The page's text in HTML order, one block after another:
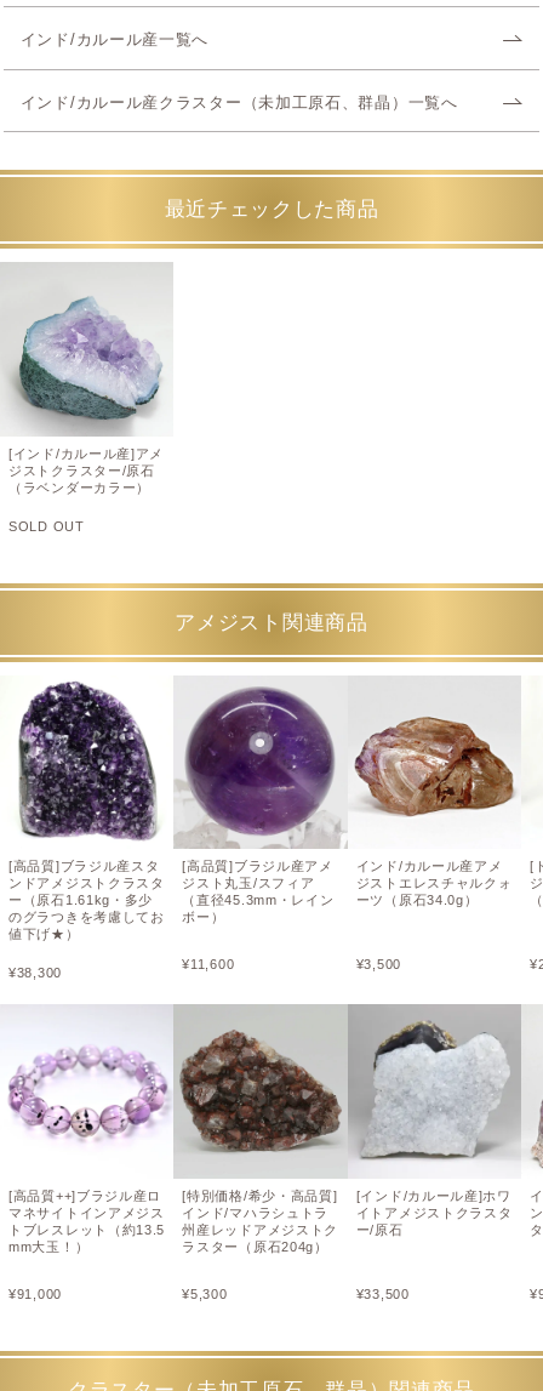
インド/カルール産一覧へ
インド/カルール産クラスター（未加工原石、群晶）一覧へ
最近チェックした商品
[インド/カルール産]アメ
ジストクラスター/原石
（ラベンダーカラー）
SOLD OUT
アメジスト関連商品
[高品質]ブラジル産スタ
ンドアメジストクラスタ
ー（原石1.61kg・多少
のグラつきを考慮してお
値下げ★）
¥38,300
[高品質++]ブラジル産ロ
マネサイトインアメジス
トブレスレット（約13.5
mm大玉！）
¥91,000
[高品質]ブラジル産アメ
ジスト丸玉/スフィア
（直径45.3mm・レイン
ボー）
¥11,600
[特別価格/希少・高品質]
インド/マハラシュトラ
州産レッドアメジストク
ラスター（原石204g）
¥5,300
インド/カルール産アメ
ジストエレスチャルクォ
ーツ（原石34.0g）
¥3,500
[インド/カルール産]ホワ
イトアメジストクラスタ
ー/原石
¥33,500
[
¥
¥